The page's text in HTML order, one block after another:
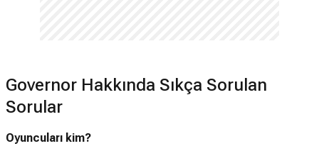
Governor Hakkında Sıkça Sorulan
Sorular
Oyuncuları kim?